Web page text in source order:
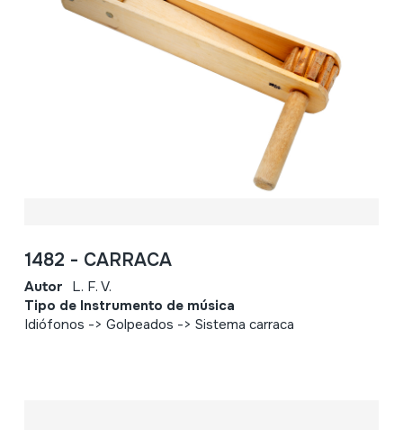
1482 - CARRACA
Autor L. F. V.
Tipo de Instrumento de música
Idiófonos -> Golpeados -> Sistema carraca